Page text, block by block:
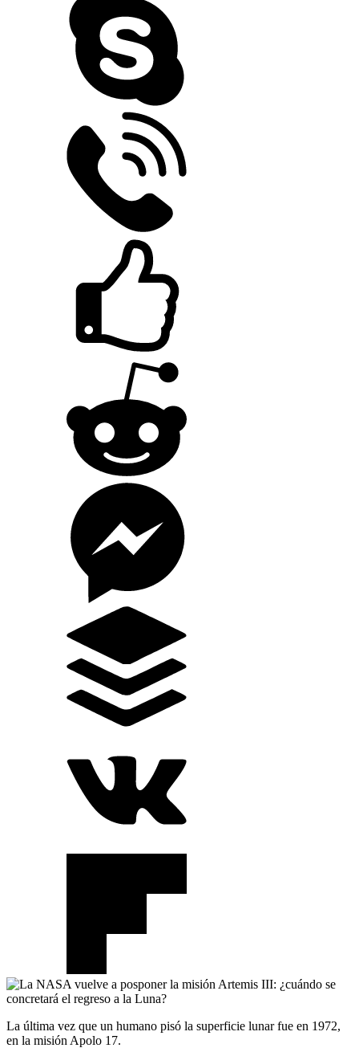
La última vez que un humano pisó la superficie lunar fue en 1972,
en la misión Apolo 17.